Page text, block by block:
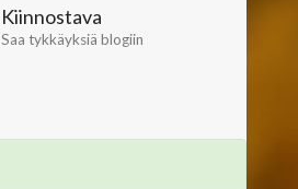
Kiinnostava
Saa tykkäyksiä blogiin